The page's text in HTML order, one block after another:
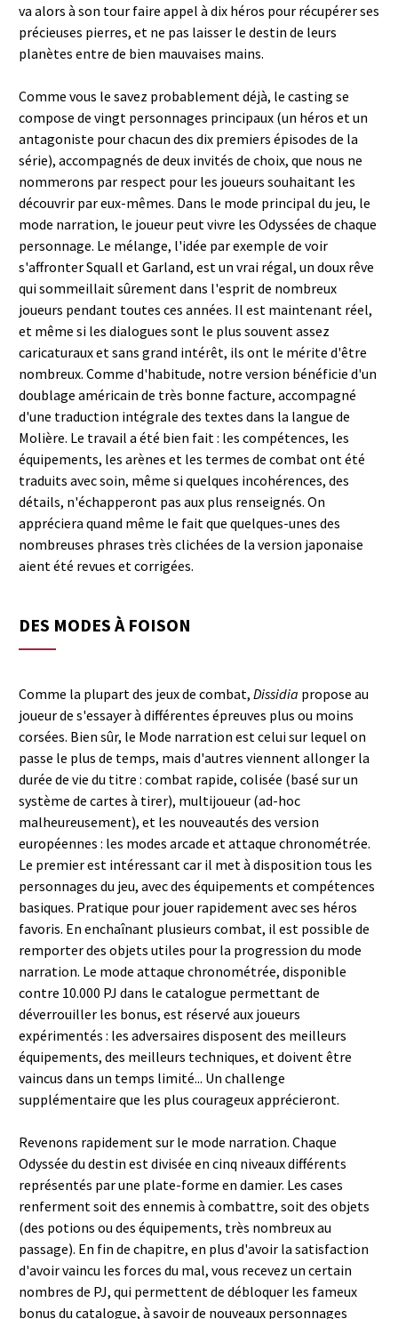
va alors à son tour faire appel à dix héros pour récupérer ses
précieuses pierres, et ne pas laisser le destin de leurs
planètes entre de bien mauvaises mains.
Comme vous le savez probablement déjà, le casting se
compose de vingt personnages principaux (un héros et un
antagoniste pour chacun des dix premiers épisodes de la
série), accompagnés de deux invités de choix, que nous ne
nommerons par respect pour les joueurs souhaitant les
découvrir par eux-mêmes. Dans le mode principal du jeu, le
mode narration, le joueur peut vivre les Odyssées de chaque
personnage. Le mélange, l'idée par exemple de voir
s'affronter Squall et Garland, est un vrai régal, un doux rêve
qui sommeillait sûrement dans l'esprit de nombreux
joueurs pendant toutes ces années. Il est maintenant réel,
et même si les dialogues sont le plus souvent assez
caricaturaux et sans grand intérêt, ils ont le mérite d'être
nombreux. Comme d'habitude, notre version bénéficie d'un
doublage américain de très bonne facture, accompagné
d'une traduction intégrale des textes dans la langue de
Molière. Le travail a été bien fait : les compétences, les
équipements, les arènes et les termes de combat ont été
traduits avec soin, même si quelques incohérences, des
détails, n'échapperont pas aux plus renseignés. On
appréciera quand même le fait que quelques-unes des
nombreuses phrases très clichées de la version japonaise
aient été revues et corrigées.
DES MODES À FOISON
Comme la plupart des jeux de combat, Dissidia propose au
joueur de s'essayer à différentes épreuves plus ou moins
corsées. Bien sûr, le Mode narration est celui sur lequel on
passe le plus de temps, mais d'autres viennent allonger la
durée de vie du titre : combat rapide, colisée (basé sur un
système de cartes à tirer), multijoueur (ad-hoc
malheureusement), et les nouveautés des version
européennes : les modes arcade et attaque chronométrée.
Le premier est intéressant car il met à disposition tous les
personnages du jeu, avec des équipements et compétences
basiques. Pratique pour jouer rapidement avec ses héros
favoris. En enchaînant plusieurs combat, il est possible de
remporter des objets utiles pour la progression du mode
narration. Le mode attaque chronométrée, disponible
contre 10.000 PJ dans le catalogue permettant de
déverrouiller les bonus, est réservé aux joueurs
expérimentés : les adversaires disposent des meilleurs
équipements, des meilleurs techniques, et doivent être
vaincus dans un temps limité... Un challenge
supplémentaire que les plus courageux apprécieront.
Revenons rapidement sur le mode narration. Chaque
Odyssée du destin est divisée en cinq niveaux différents
représentés par une plate-forme en damier. Les cases
renferment soit des ennemis à combattre, soit des objets
(des potions ou des équipements, très nombreux au
passage). En fin de chapitre, en plus d'avoir la satisfaction
d'avoir vaincu les forces du mal, vous recevez un certain
nombres de PJ, qui permettent de débloquer les fameux
bonus du catalogue, à savoir de nouveaux personnages